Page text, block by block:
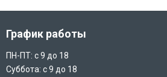
График работы
ПН-ПТ: с 9 до 18
Суббота: с 9 до 18